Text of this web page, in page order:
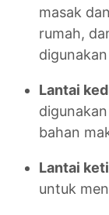
masak
rumah,
Lantai
bahan
Lantai
untuk